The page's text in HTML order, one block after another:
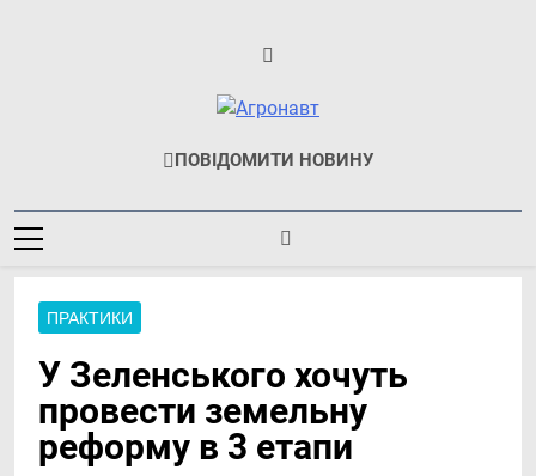
Агронавт
Новини Українського
ПОВІДОМИТИ НОВИНУ
ПРАКТИКИ
У Зеленського хочуть
провести земельну
реформу в 3 етапи